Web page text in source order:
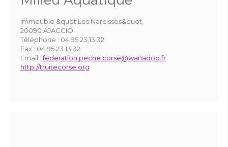
Immeuble &quot,Les Narcisses&quot,
20090 AJACCIO
Téléphone : 04.95.23.13.32
Fax : 04.95.23.13.32
Email :federation.peche.corse@wanadoo.fr
http://truitecorse.org